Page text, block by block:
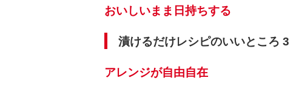
おいしいまま日持ちする
漬けるだけレシピのいいところ 3
アレンジが自由自在